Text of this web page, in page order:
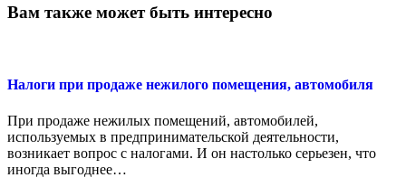
Вам также может быть интересно
Налоги при продаже нежилого помещения, автомобиля
При продаже нежилых помещений, автомобилей,
используемых в предпринимательской деятельности,
возникает вопрос с налогами. И он настолько серьезен, что
иногда выгоднее…